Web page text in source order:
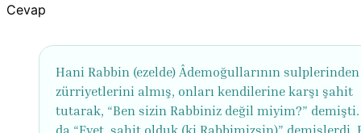
Cevap
Hani Rabbin (ezelde) Âdemoğullarının sulplerinden
zürriyetlerini almış, onları kendilerine karşı şahit
tutarak, “Ben sizin Rabbiniz değil miyim?”
da “Evet, şahit olduk (ki Rabbimizsin)” demişlerdi.